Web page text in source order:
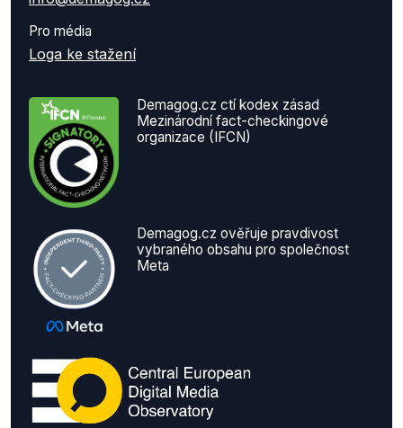
Pro média
Loga ke stažení
Demagog.cz ctí kodex zásad
Mezinárodní fact-checkingové
organizace (IFCN)
Demagog.cz ověřuje pravdivost
vybraného obsahu pro společnost
Meta